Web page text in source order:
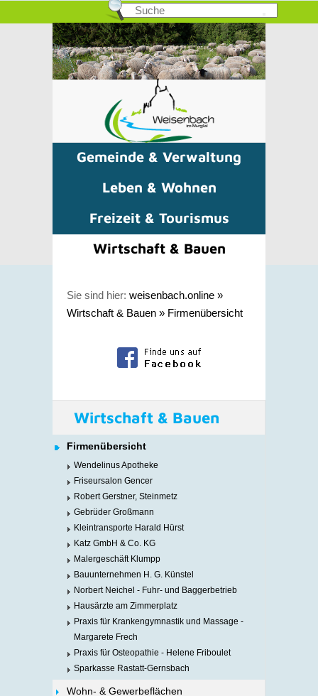
Gemeinde & Verwaltung
Leben & Wohnen
Freizeit & Tourismus
Wirtschaft & Bauen
Sie sind hier: weisenbach.online »
Wirtschaft & Bauen » Firmenübersicht
Wirtschaft & Bauen
Firmenübersicht
Wendelinus Apotheke
Friseursalon Gencer
Robert Gerstner, Steinmetz
Gebrüder Großmann
Kleintransporte Harald Hürst
Katz GmbH & Co. KG
Malergeschäft Klumpp
Bauunternehmen H. G. Künstel
Norbert Neichel - Fuhr- und Baggerbetrieb
Hausärzte am Zimmerplatz
Praxis für Krankengymnastik und Massage -
Margarete Frech
Praxis für Osteopathie - Helene Friboulet
Sparkasse Rastatt-Gernsbach
Wohn- & Gewerbeflächen